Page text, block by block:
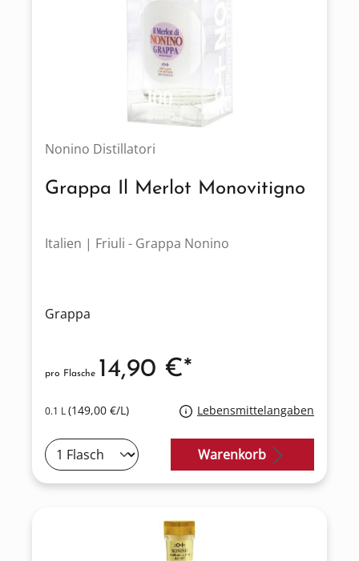
Nonino Distillatori
Grappa Il Merlot Monovitigno
Italien | Friuli - Grappa Nonino
Grappa
0.1 L(149,00 €/L) Lebensmittelangaben
pro Flasche 14,90 €*
Warenkorb